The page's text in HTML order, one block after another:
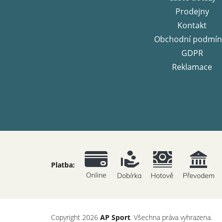
Prodejny
Kontakt
Obchodní
GDPR
Reklamace
Platba:
Copyright 2026 AP Sport. Všechna práva vyhrazena.